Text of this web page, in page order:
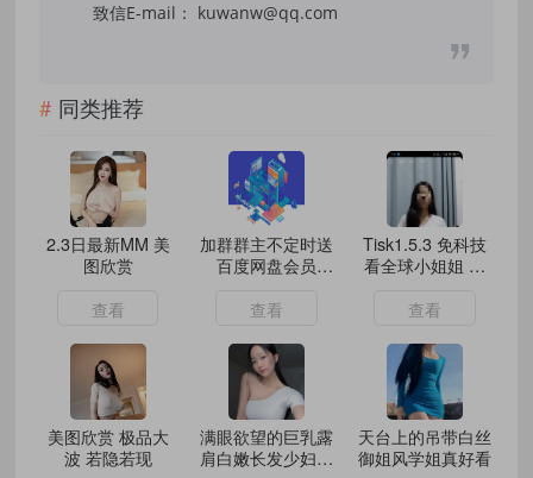
致信E-mail： kuwanw@qq.com
同类推荐
2.3日最新MM 美
图欣赏
查看
加群群主不定时送
百度网盘会员
查看
Tisk1.5.3 免科技
看全球小姐姐 超
查看
美图欣赏 极品大
波 若隐若现
满眼欲望的巨乳露
肩白嫩长发少妇美
天台上的吊带白丝
御姐风学姐真好看